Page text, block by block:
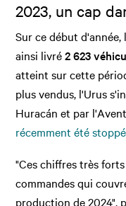
2023, un cap
Sur ce début
ainsi livré2 623
atteint sur cette
plus vendus, l'Urus
Huracán et par
récemment été
"Ces chiffres très
commandes qui
production de 2024",